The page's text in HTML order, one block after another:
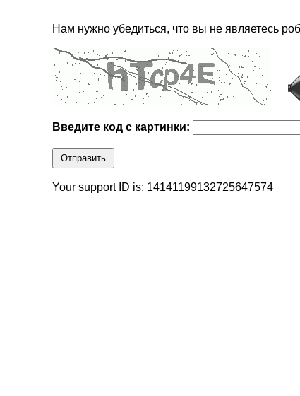
Нам нужно убедиться, что вы не являетесь
Введите код с картинки:
Отправить
Your support ID is: 14141199132725647574